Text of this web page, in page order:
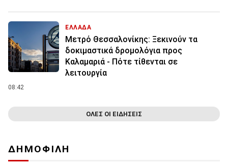
ΕΛΛΑΔΑ
Μετρό Θεσσαλονίκης: Ξεκινούν τα
δοκιμαστικά δρομολόγια προς
Καλαμαριά - Πότε τίθενται σε
λειτουργία
08:42
ΟΛΕΣ ΟΙ ΕΙΔΗΣΕΙΣ
ΔΗΜΟΦΙΛΗ